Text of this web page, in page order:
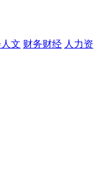
文 财务财经 人力资